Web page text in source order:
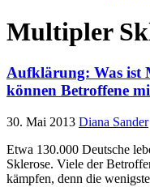
Multipler
Aufklärung: Was ist
können Betroffene
30. Mai 2013 Diana Sander
Etwa 130.000 Deutsche
Sklerose. Viele der
kämpfen, denn die